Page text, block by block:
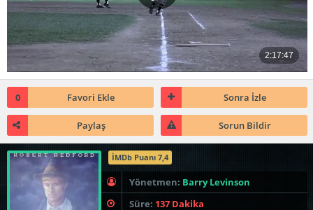
0 Favori Ekle Sonra İzle
Paylaş Sorun Bildir
İMDb Puanı 7,4
Yönetmen: Barry Levinson
Süre: 137 Dakika